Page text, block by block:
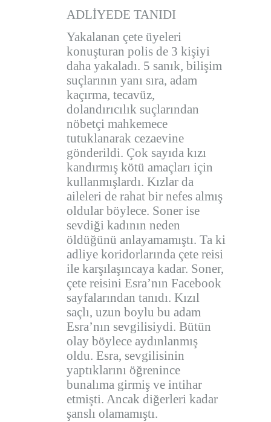
ADLİYEDE TANIDI
Yakalanan çete üyeleri
konuşturan polis de 3 kişiyi
daha yakaladı. 5 sanık, bilişim
suçlarının yanı sıra, adam
kaçırma, tecavüz,
dolandırıcılık suçlarından
nöbetçi mahkemece
tutuklanarak cezaevine
gönderildi. Çok sayıda kızı
kandırmış kötü amaçları için
kullanmışlardı. Kızlar da
aileleri de rahat bir nefes almış
oldular böylece. Soner ise
sevdiği kadının neden
öldüğünü anlayamamıştı. Ta ki
adliye koridorlarında çete reisi
ile karşılaşıncaya kadar. Soner,
çete reisini Esra’nın Facebook
sayfalarından tanıdı. Kızıl
saçlı, uzun boylu bu adam
Esra’nın sevgilisiydi. Bütün
olay böylece aydınlanmış
oldu. Esra, sevgilisinin
yaptıklarını öğrenince
bunalıma girmiş ve intihar
etmişti. Ancak diğerleri kadar
şanslı olamamıştı.